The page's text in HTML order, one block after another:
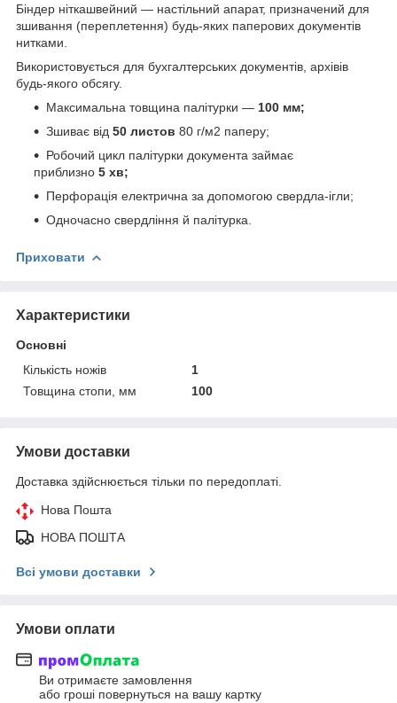
Біндер ніткашвейний — настільний апарат, призначений для
зшивання (переплетення) будь-яких паперових документів
нитками.
Використовується для бухгалтерських документів, архівів
будь-якого обсягу.
Максимальна товщина палітурки — 100 мм;
Зшиває від 50 листов 80 г/м2 паперу;
Робочий цикл палітурки документа займає
приблизно 5 хв;
Перфорація електрична за допомогою свердла-ігли;
Одночасно свердління й палітурка.
Приховати
Характеристики
Основні
Кількість ножів
1
Товщина стопи, мм
100
Умови доставки
Доставка здійснюється тільки по передоплаті.
Нова Пошта
НОВА ПОШТА
Всі умови доставки
Умови оплати
Ви отримаєте замовлення
або гроші повернуться на вашу картку